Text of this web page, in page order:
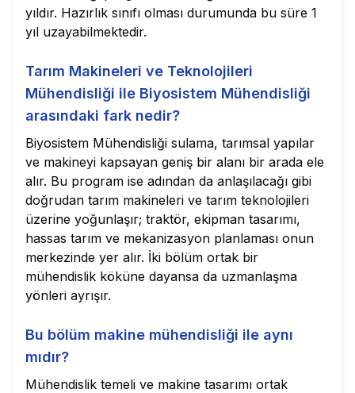
yıldır. Hazırlık sınıfı olması durumunda bu süre 1
yıl uzayabilmektedir.
Tarım Makineleri ve Teknolojileri
Mühendisliği ile Biyosistem Mühendisliği
arasındaki fark nedir?
Biyosistem Mühendisliği sulama, tarımsal yapılar
ve makineyi kapsayan geniş bir alanı bir arada ele
alır. Bu program ise adından da anlaşılacağı gibi
doğrudan tarım makineleri ve tarım teknolojileri
üzerine yoğunlaşır; traktör, ekipman tasarımı,
hassas tarım ve mekanizasyon planlaması onun
merkezinde yer alır. İki bölüm ortak bir
mühendislik köküne dayansa da uzmanlaşma
yönleri ayrışır.
Bu bölüm makine mühendisliği ile aynı
mıdır?
Mühendislik temeli ve makine tasarımı ortak